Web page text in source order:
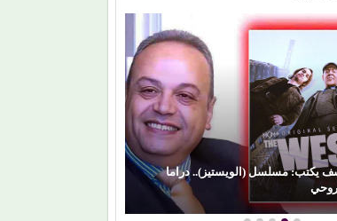
(السيرة الهلالية) وآفة…